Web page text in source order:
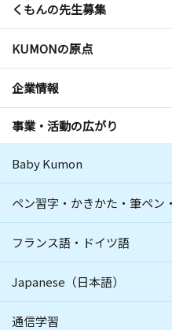
くもんの先生募集
KUMONの原点
企業情報
事業・活動の広がり
Baby Kumon
ペン習字・かきかた・筆ペン
フランス語・ドイツ語
Japanese（日本語）
通信学習